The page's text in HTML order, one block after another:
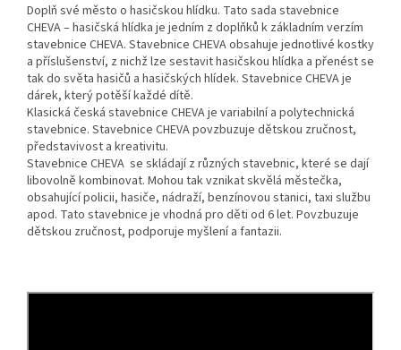
Doplň své město o hasičskou hlídku. Tato sada stavebnice
CHEVA – hasičská hlídka je jedním z doplňků k základním verzím
stavebnice CHEVA. Stavebnice CHEVA obsahuje jednotlivé kostky
a příslušenství, z nichž lze sestavit hasičskou hlídka a přenést se
tak do světa hasičů a hasičských hlídek. Stavebnice CHEVA je
dárek, který potěší každé dítě.
Klasická česká stavebnice CHEVA je variabilní a polytechnická
stavebnice. Stavebnice CHEVA povzbuzuje dětskou zručnost,
představivost a kreativitu.
Stavebnice CHEVA se skládají z různých stavebnic, které se dají
libovolně kombinovat. Mohou tak vznikat skvělá městečka,
obsahující policii, hasiče, nádraží, benzínovou stanici, taxi službu
apod. Tato stavebnice je vhodná pro děti od 6 let. Povzbuzuje
dětskou zručnost, podporuje myšlení a fantazii.